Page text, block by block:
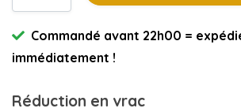
Commandé avant 22h00 =
immédiatement !
Réduction en vrac